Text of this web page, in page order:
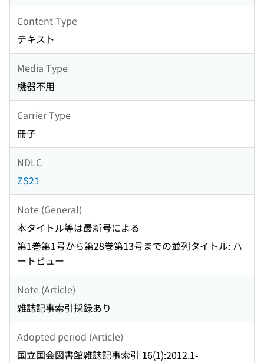
Content Type
テキスト
Media Type
機器不用
Carrier Type
冊子
NDLC
ZS21
Note (General)
本タイトル等は最新号による
第1巻第1号から第28巻第13号までの並列タイトル: ハ
ートビュー
Note (Article)
雑誌記事索引採録あり
Adopted period (Article)
国立国会図書館雑誌記事索引 16(1):2012.1-